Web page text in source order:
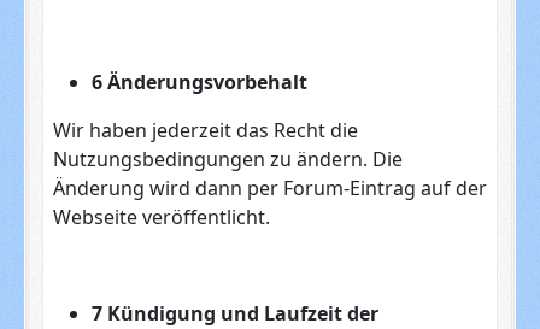
6 Änderungsvorbehalt
Wir haben jederzeit das Recht die
Nutzungsbedingungen zu ändern. Die
Änderung wird dann per Forum-Eintrag auf der
Webseite veröffentlicht.
7 Kündigung und Laufzeit der